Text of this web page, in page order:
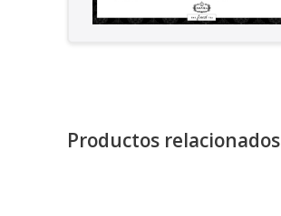
Productos relacionados